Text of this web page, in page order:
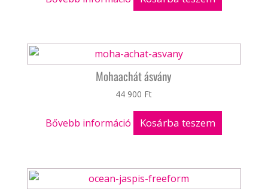
Mohaachát ásvány
44 900 Ft
Bővebb információ Kosárba teszem